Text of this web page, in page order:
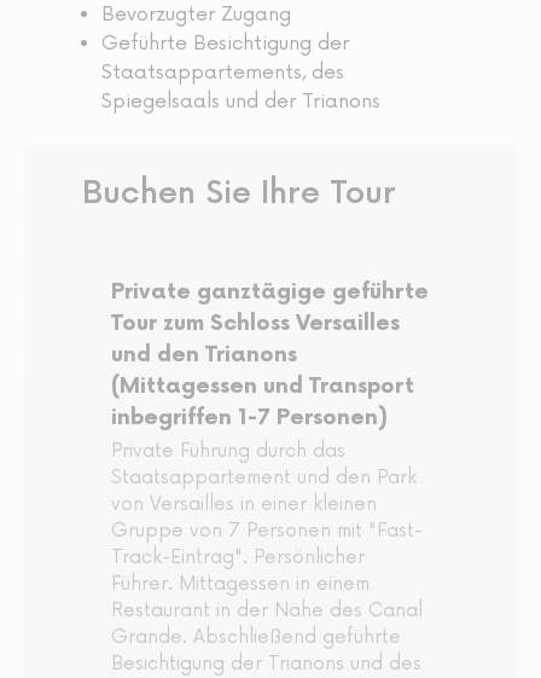
Bevorzugter Zugang
Geführte Besichtigung der
Staatsappartements, des
Spiegelsaals und der Trianons
Buchen Sie Ihre Tour
Private ganztägige geführte
Tour zum Schloss Versailles
und den Trianons
(Mittagessen und Transport
inbegriffen 1-7 Personen)
Private Führung durch das
Staatsappartement und den Park
von Versailles in einer kleinen
Gruppe von 7 Personen mit "Fast-
Track-Eintrag". Persönlicher
Führer. Mittagessen in einem
Restaurant in der Nähe des Canal
Grande. Abschließend geführte
Besichtigung der Trianons und des